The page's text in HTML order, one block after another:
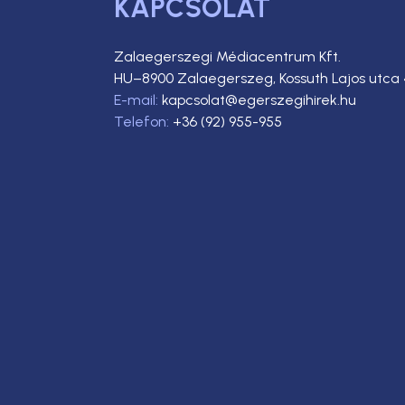
KAPCSOLAT
Zalaegerszegi Médiacentrum Kft.
HU–8900 Zalaegerszeg, Kossuth Lajos utca
E-mail: kapcsolat@egerszegihirek.hu
Telefon: +36 (92) 955-955